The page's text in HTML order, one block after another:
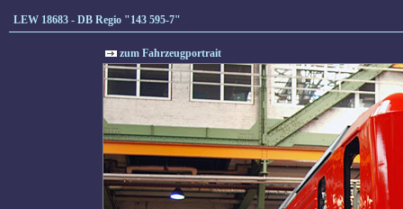
LEW 18683 - DB Regio "143 595-7"
zum Fahrzeugportrait